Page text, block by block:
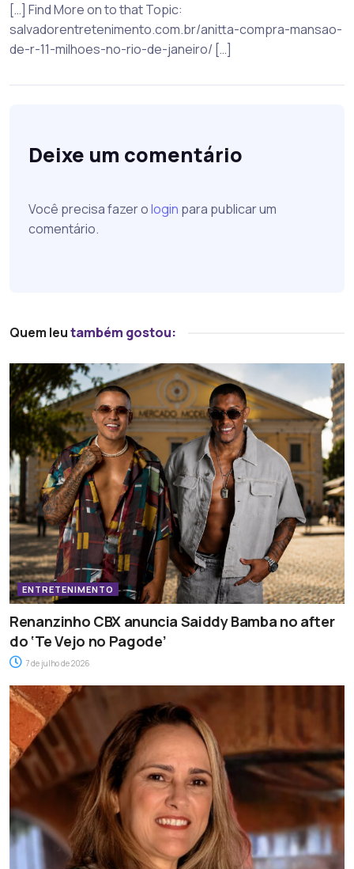
[…] Find More on to that Topic:
salvadorentretenimento.com.br/anitta-compra-mansao-
de-r-11-milhoes-no-rio-de-janeiro/ […]
Deixe um comentário
Você precisa fazer ologin para publicar um
comentário.
Quem leutambém gostou:
ENTRETENIMENTO
Renanzinho CBX anuncia Saiddy Bamba no after
do ‘Te Vejo no Pagode’
7 de julho de 2026